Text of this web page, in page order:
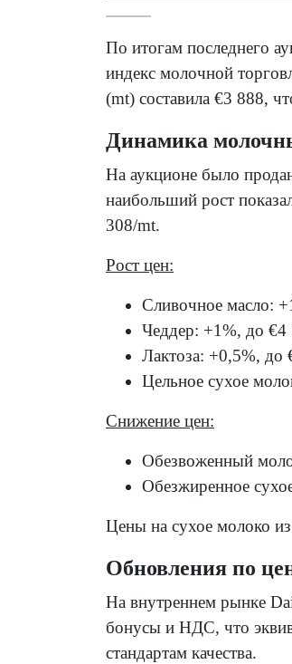
По итогам последнего
индекс молочной
(mt) составила €3 888,
Динамика
На аукционе было
наибольший рост
308/mt.
Рост цен:
Сливочное масло:
Чеддер: +1%, до €4
Лактоза: +0,5%, до
Цельное сухое
Снижение цен:
Обезвоженный
Обезжиренное
Цены на сухое молоко
Обновления по
На внутреннем рынке
бонусы и НДС, что
стандартам качества.